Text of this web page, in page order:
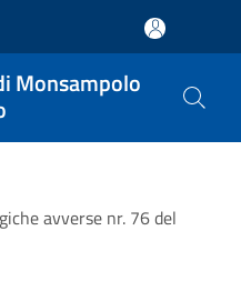
Monsampolo
avverse nr. 76 del